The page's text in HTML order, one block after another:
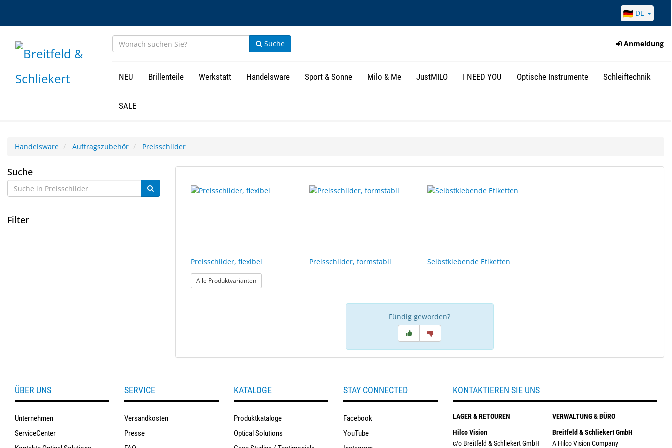
DE
Suche Anmeldung
NEU Brillenteile Werkstatt Handelsware Sport & Sonne Milo & Me JustMILO I NEED YOU Optische Instrumente Schleiftechnik
SALE
Handelsware Auftragszubehör Preisschilder
Preisschilder
Suche
Filter
Ergebnisse
gerendert.
Preisschilder, flexibel
Alle Produktvarianten: Preisschilder, flexibel
Preisschilder, formstabil Selbstklebende Etiketten
Fündig geworden?
ÜBER UNS
Unternehmen
ServiceCenter
SERVICE
Versandkosten
Presse
KATALOGE
Produktkataloge
Optical Solutions
STAY CONNECTED
Facebook
YouTube
KONTAKTIEREN SIE UNS
LAGER & RETOUREN
Hilco Vision
c/o Breitfeld & Schliekert GmbH
VERWALTUNG & BÜRO
Breitfeld & Schliekert GmbH
A Hilco Vision Company